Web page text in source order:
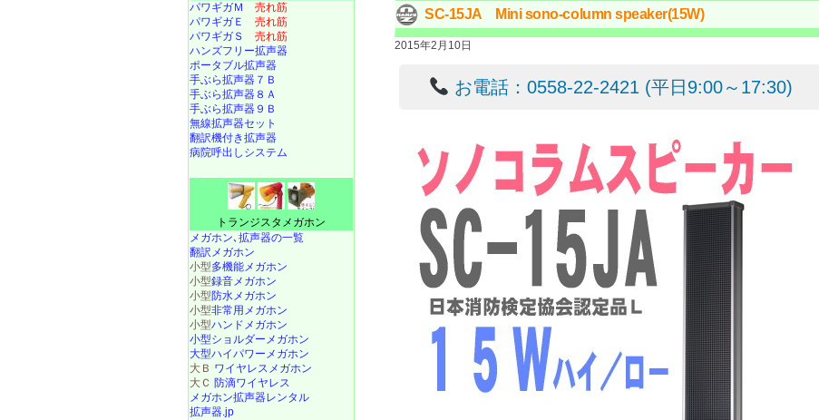
SC-15JA Mini sono-column speaker(15W)
2015年2月10日
お電話：0558-22-2421 (平日9:00～17:30)
パワギガＭ 売れ筋
パワギガＥ 売れ筋
パワギガＳ 売れ筋
ハンズフリー拡声器
ポータブル拡声器
手ぶら拡声器７Ｂ
手ぶら拡声器８Ａ
手ぶら拡声器９Ｂ
無線拡声器セット
翻訳機付き拡声器
病院呼出しシステム
トランジスタメガホン
メガホン､拡声器の一覧
翻訳メガホン
小型多機能メガホン
小型録音メガホン
小型防水メガホン
小型非常用メガホン
小型ハンドメガホン
小型ショルダーメガホン
大型ハイパワーメガホン
大Ｂ ワイヤレスメガホン
大Ｃ 防滴ワイヤレス
メガホン拡声器レンタル
拡声器.jp